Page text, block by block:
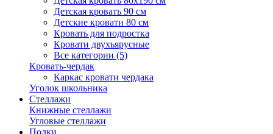
Детская кровать 90 см
Детские кровати 80 см
Кровать для подростка
Кровати двухъярусные
Все категории (5)
Кровать-чердак
Каркас кровати чердака
Уголок школьника
Стеллажи
Книжные стеллажи
Угловые стеллажи
Полки